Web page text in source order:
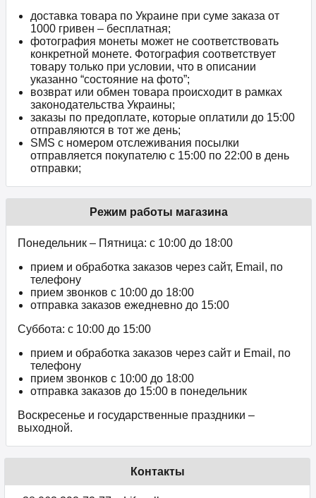
доставка товара по Украине при суме заказа от
1000 гривен – бесплатная;
фотография монеты может не соответствовать
конкретной монете. Фотография соответствует
товару только при условии, что в описании
указанно “состояние на фото”;
возврат или обмен товара происходит в рамках
законодательства Украины;
заказы по предоплате, которые оплатили до 15:00
отправляются в тот же день;
SMS с номером отслеживания посылки
отправляется покупателю с 15:00 по 22:00 в день
отправки;
Режим работы магазина
Понедельник – Пятница: с 10:00 до 18:00
прием и обработка заказов через сайт, Email, по
телефону
прием звонков c 10:00 до 18:00
отправка заказов ежедневно до 15:00
Суббота: с 10:00 до 15:00
прием и обработка заказов через сайт и Email, по
телефону
прием звонков c 10:00 до 18:00
отправка заказов до 15:00 в понедельник
Воскресенье и государственные праздники –
выходной.
Контакты